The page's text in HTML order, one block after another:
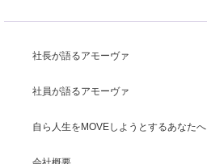
社長が語るアモーヴァ
社員が語るアモーヴァ
自ら人生をMOVEしようとするあなたへ